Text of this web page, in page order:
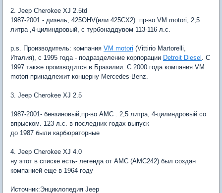
2. Jeep Cherokee XJ 2.5td
1987-2001 - дизель, 425OHV(или 425CX2). пр-во VM motori, 2,5
литра ,4-цилиндровый, с турбонаддувом 113-116 л.с.
p.s. Производитель: компания VM motori (Vittirio Martorelli,
Италия), с 1995 года - подразделение корпорации Detroit Diesel
. С
1997 также производится в Бразилии. С 2000 года компания VM
motori принадлежит концерну Mercedes-Benz.
3. Jeep Cherokee XJ 2.5
1987-2001- бензиновый,пр-во AMC . 2,5 литра, 4-цилиндровый со
впрыском. 123 л.с. в последних годах выпуск
до 1987 были карбюраторные
4. Jeep Cherokee XJ 4.0
ну этот в списке есть- легенда от AMC (AMC242) был создан
компанией еще в 1964 году
Источник:Энциклопедия Jeep